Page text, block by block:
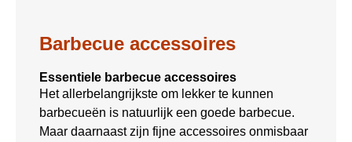
Barbecue accessoires
Essentiele barbecue accessoires
Het allerbelangrijkste om lekker te kunnen
barbecueën is natuurlijk een goede barbecue.
Maar daarnaast zijn fijne accessoires onmisbaar